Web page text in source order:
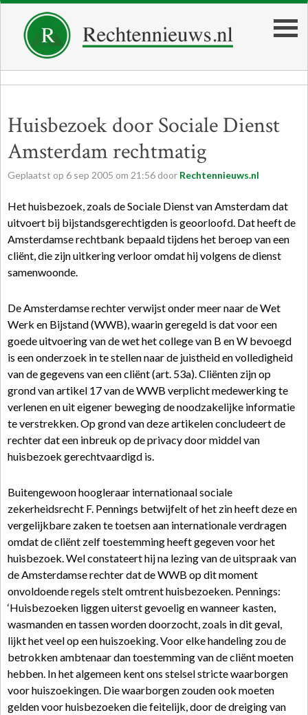
Huisbezoek door Sociale Dienst
Amsterdam rechtmatig
Geplaatst op 6 sep 2005 om 21:56 door Rechtennieuws.nl
Het huisbezoek, zoals de Sociale Dienst van Amsterdam dat
uitvoert bij bijstandsgerechtigden is geoorloofd. Dat heeft de
Amsterdamse rechtbank bepaald tijdens het beroep van een
cliënt, die zijn uitkering verloor omdat hij volgens de dienst
samenwoonde.
De Amsterdamse rechter verwijst onder meer naar de Wet
Werk en Bijstand (WWB), waarin geregeld is dat voor een
goede uitvoering van de wet het college van B en W bevoegd
is een onderzoek in te stellen naar de juistheid en volledigheid
van de gegevens van een cliënt (art. 53a). Cliënten zijn op
grond van artikel 17 van de WWB verplicht medewerking te
verlenen en uit eigener beweging de noodzakelijke informatie
te verstrekken. Op grond van deze artikelen concludeert de
rechter dat een inbreuk op de privacy door middel van
huisbezoek gerechtvaardigd is.
Buitengewoon hoogleraar internationaal sociale
zekerheidsrecht F. Pennings betwijfelt of het zin heeft deze en
vergelijkbare zaken te toetsen aan internationale verdragen
omdat de cliënt zelf toestemming heeft gegeven voor het
huisbezoek. Wel constateert hij na lezing van de uitspraak van
de Amsterdamse rechter dat de WWB op dit moment
onvoldoende regels stelt omtrent huisbezoeken. Pennings:
‘Huisbezoeken liggen uiterst gevoelig en wanneer kasten,
wasmanden en tassen worden doorzocht, zoals in dit geval,
lijkt het veel op een huiszoeking. Voor elke handeling zou de
betrokken ambtenaar dan toestemming van de cliënt moeten
hebben. In het algemeen kent ons stelsel stricte waarborgen
voor huiszoekingen. Die waarborgen zouden ook moeten
gelden voor huisbezoeken die feitelijk, door de dreiging van